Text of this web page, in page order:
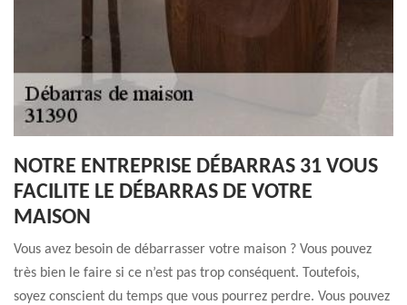
NOTRE ENTREPRISE DÉBARRAS 31 VOUS
FACILITE LE DÉBARRAS DE VOTRE
MAISON
Vous avez besoin de débarrasser votre maison ? Vous pouvez
très bien le faire si ce n’est pas trop conséquent. Toutefois,
soyez conscient du temps que vous pourrez perdre. Vous pouvez